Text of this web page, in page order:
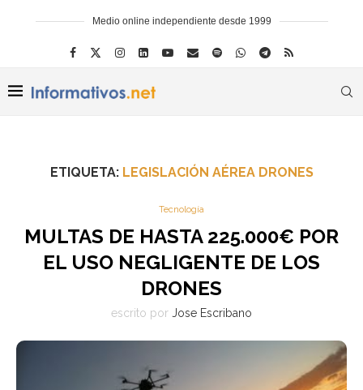
Medio online independiente desde 1999
ETIQUETA: LEGISLACIÓN AÉREA DRONES
Tecnología
MULTAS DE HASTA 225.000€ POR
EL USO NEGLIGENTE DE LOS
DRONES
escrito por Jose Escribano